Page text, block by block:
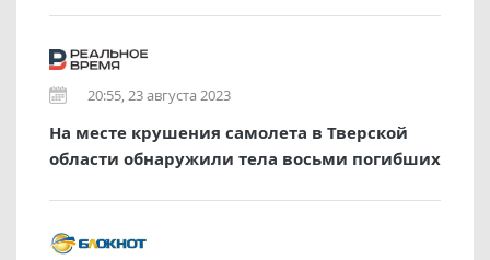
20:55, 23 августа 2023
На месте крушения самолета в Тверской
области обнаружили тела восьми погибших